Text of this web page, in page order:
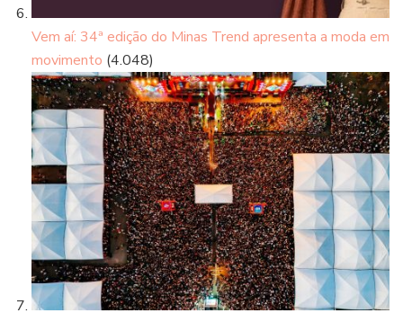
Vem aí: 34ª edição do Minas Trend apresenta a moda em
movimento (4.048)